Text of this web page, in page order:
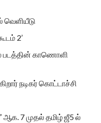
வெளியீடு
2’
படத்தின் காணொளி
நடிகர் கொட்டாச்சி
ஆக. 7 முதல் தமிழ் ஜீ5 ல்